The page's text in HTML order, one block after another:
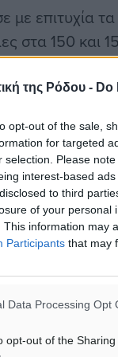
της Ρόδου - Do
opt-out of the sale,
for targeted
selection. Please
interest-based
to third
of your personal
This information may
Participants that may
Data Processing Opt
opt-out of the
επιτυχία τα
στα 150 και
κίνηση.
4η θέση με
με
της
τρίτος
στην
ακόμη μία